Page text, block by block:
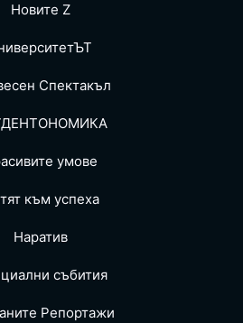
Новите Z
Спектакъл
умове
към успеха
Наратив
събития
Репoртажи